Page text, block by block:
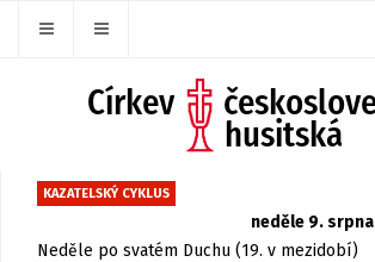
KAZATELSKÝ CYKLUS
neděle 9. srpna
Neděle po svatém Duchu (19. v mezidobí)